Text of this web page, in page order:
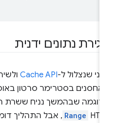
נתונים ידנית
שנצלול ל-Cache API
שבהמשך נניח ששרת
Range , אבל התהליך דומה